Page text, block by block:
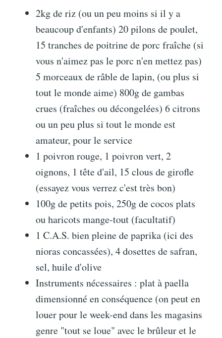
2kg de riz (ou un peu moins si il y a
beaucoup d'enfants) 20 pilons de poulet,
15 tranches de poitrine de porc fraîche (si
vous n'aimez pas le porc n'en mettez pas)
5 morceaux de râble de lapin, (ou plus si
tout le monde aime) 800g de gambas
crues (fraîches ou décongelées) 6 citrons
ou un peu plus si tout le monde est
amateur, pour le service
1 poivron rouge, 1 poivron vert, 2
oignons, 1 tête d'ail, 15 clous de girofle
(essayez vous verrez c'est très bon)
100g de petits pois, 250g de cocos plats
ou haricots mange-tout (facultatif)
1 C.A.S. bien pleine de paprika (ici des
nioras concassées), 4 dosettes de safran,
sel, huile d'olive
Instruments nécessaires : plat à paella
dimensionné en conséquence (on peut en
louer pour le week-end dans les magasins
genre "tout se loue" avec le brûleur et le